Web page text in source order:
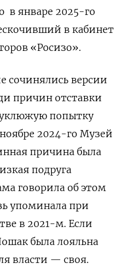
в январе 2025-го
в кабинет
«Росизо».
сочинялись версии
причин отставки
попытку
2024-го Музей
причина была
подруга
говорила об этом
упоминала при
в 2021-м. Если
была лояльна
власти — своя.